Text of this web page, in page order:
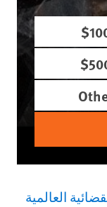
العالمية